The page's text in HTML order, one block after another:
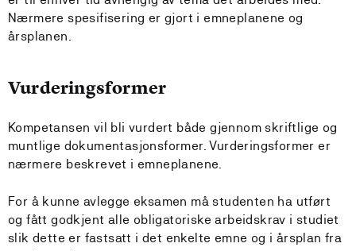
Nærmere spesifisering er gjort i emneplanene og
årsplanen.
Vurderingsformer
Kompetansen vil bli vurdert både gjennom skriftlige og
muntlige dokumentasjonsformer. Vurderingsformer er
nærmere beskrevet i emneplanene.
For å kunne avlegge eksamen må studenten ha utført
og fått godkjent alle obligatoriske arbeidskrav i studiet
slik dette er fastsatt i det enkelte emne og i årsplan fra